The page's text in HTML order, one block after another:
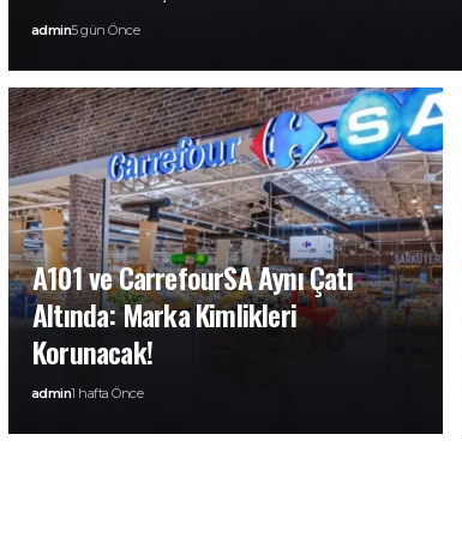
admin5 gün Önce
A101 ve CarrefourSA Aynı Çatı
Altında: Marka Kimlikleri
Korunacak!
admin1 hafta Önce